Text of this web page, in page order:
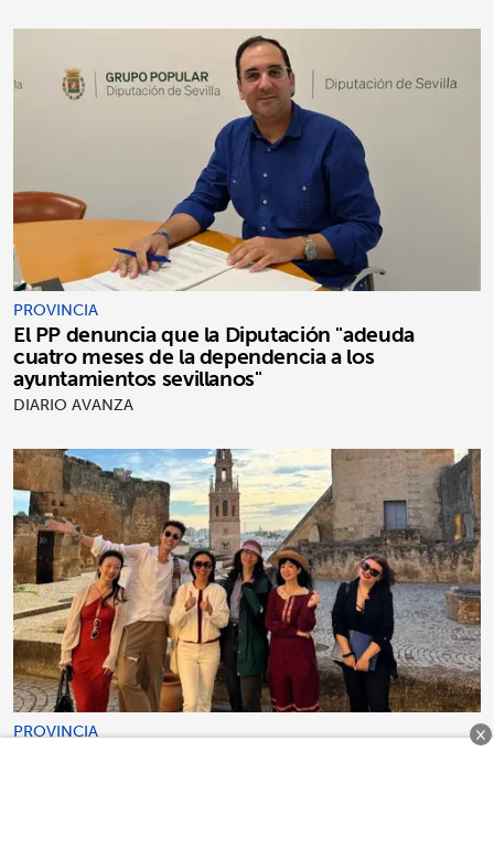
PROVINCIA
El PP denuncia que la Diputación "adeuda
cuatro meses de la dependencia a los
ayuntamientos sevillanos"
DIARIO AVANZA
PROVINCIA ×